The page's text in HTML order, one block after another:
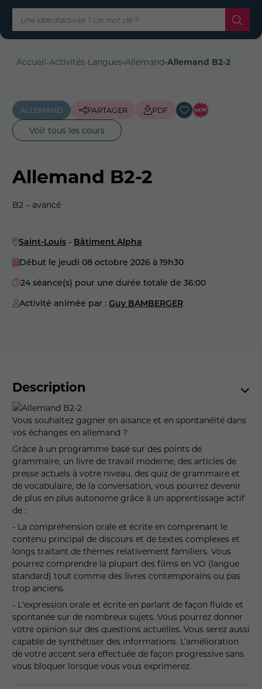
Accueil-Activités-Langues-Allemand-Allemand B2-2
ALLEMAND PARTAGER PDF
Voir tous les cours
Allemand B2-2
B2 – avancé
Saint-Louis - Bâtiment Alpha
Début le jeudi 08 octobre 2026 à 19h30
24 séance(s) pour une durée totale de 36:00
Activité animée par : Guy BAMBERGER
Description
Vous souhaitez gagner en aisance et en spontanéité dans
vos échanges en allemand ?
Grâce à un programme basé sur des points de
grammaire, un livre de travail moderne, des articles de
presse actuels à votre niveau, des quiz de grammaire et
de vocabulaire, de la conversation, vous pourrez devenir
de plus en plus autonome grâce à un apprentissage actif
de :
- La compréhension orale et écrite en comprenant le
contenu principal de discours et de textes complexes et
longs traitant de thèmes relativement familiers. Vous
pourrez comprendre la plupart des films en VO (langue
standard) tout comme des livres contemporains ou pas
trop anciens.
- L'expression orale et écrite en parlant de façon fluide et
spontanée sur de nombreux sujets. Vous pourrez donner
votre opinion sur des questions actuelles. Vous serez aussi
capable de synthétiser des informations. L’amélioration
de votre accent sera effectuée de façon progressive sans
vous bloquer lorsque vous vous exprimerez.